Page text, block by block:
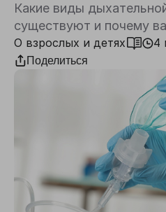
Какие виды
существуют и почему
О взрослых и детях 4
Поделиться